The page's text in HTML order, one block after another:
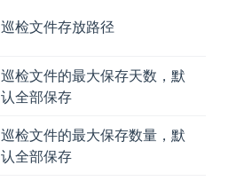
巡检文件存放路径
巡检文件的最大保存天数，默
认全部保存
巡检文件的最大保存数量，默
认全部保存